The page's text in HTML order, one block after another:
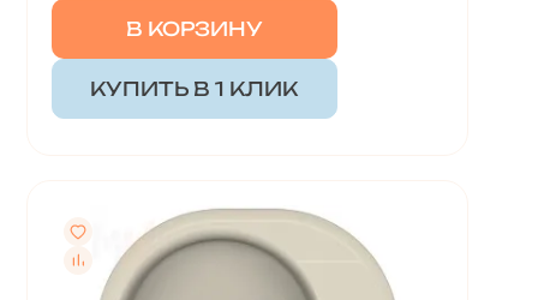
В КОРЗИНУ
КУПИТЬ В 1 КЛИК